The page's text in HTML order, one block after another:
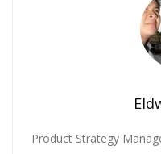
Product Strategy